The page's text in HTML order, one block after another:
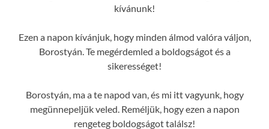
kívánunk!
Ezen a napon kívánjuk, hogy minden álmod valóra váljon,
Borostyán. Te megérdemled a boldogságot és a
sikerességet!
Borostyán, ma a te napod van, és mi itt vagyunk, hogy
megünnepeljük veled. Reméljük, hogy ezen a napon
rengeteg boldogságot találsz!